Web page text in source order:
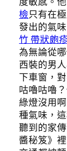
檢只有在
發出的氣
竹 帶狀皰
為無論從
西裝的男
下車窗，
咕嚕咕嚕
綠燈沒用
種氣味，
聽到的家
醬秘笈》